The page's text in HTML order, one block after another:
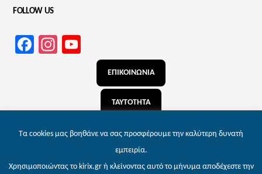
FOLLOW US
Facebook
Instagram
Channel
ΕΠΙΚΟΙΝΩΝΙΑ
ΤΑΥΤΟΤΗΤΑ
Τα cookies μας βοηθάνε να σας προσφέρουμε την καλύτερη δυνατή
εμπειρία.
Χρησιμοποιώντας το kirix.gr ή κλείνοντας αυτό το μήνυμα αποδέχεστε την